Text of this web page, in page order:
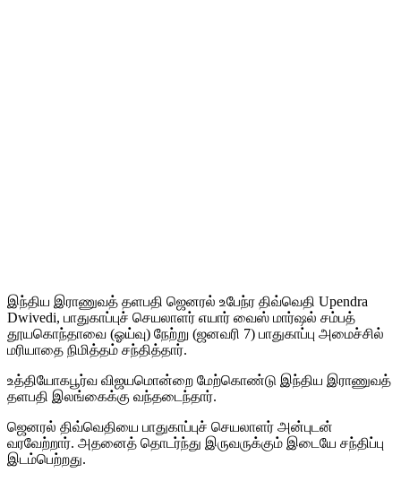
இந்திய இராணுவத் தளபதி ஜெனரல் உபேந்ர திவ்வெதி Upendra
Dwivedi, பாதுகாப்புச் செயலாளர் எயார் வைஸ் மார்ஷல் சம்பத்
தூயகொந்தாவை (ஓய்வு) நேற்று (ஜனவரி 7) பாதுகாப்பு அமைச்சில்
மரியாதை நிமித்தம் சந்தித்தார்.
உத்தியோகபூர்வ விஜயமொன்றை மேற்கொண்டு இந்திய இராணுவத்
தளபதி இலங்கைக்கு வந்தடைந்தார்.
ஜெனரல் திவ்வெதியை பாதுகாப்புச் செயலாளர் அன்புடன்
வரவேற்றார். அதனைத் தொடர்ந்து இருவருக்கும் இடையே சந்திப்பு
இடம்பெற்றது.